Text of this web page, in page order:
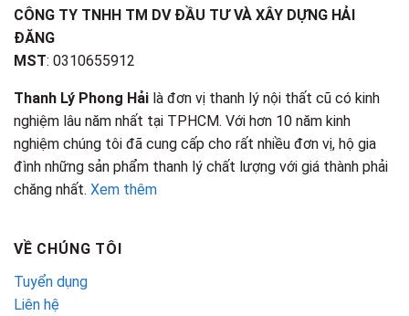
CÔNG TY TNHH TM DV ĐẦU TƯ VÀ XÂY DỰNG HẢI
ĐĂNG
MST: 0310655912
Thanh Lý Phong Hải là đơn vị thanh lý nội thất cũ có kinh
nghiệm lâu năm nhất tại TPHCM. Với hơn 10 năm kinh
nghiệm chúng tôi đã cung cấp cho rất nhiều đơn vị, hộ gia
đình những sản phẩm thanh lý chất lượng với giá thành phải
chăng nhất. Xem thêm
VỀ CHÚNG TÔI
Tuyển dụng
Liên hệ